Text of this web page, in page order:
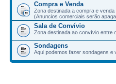
Compra e Venda
Zona destinada a compra e
(Anuncios comerciais serão
Sala de Convívio
Zona destinada ao convívio entre
Sondagens
Aqui podemos fazer sondagens e